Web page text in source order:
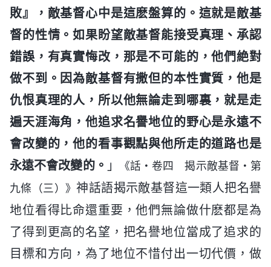
敗』，敵基督心中是這麽盤算的。這就是敵基
督的性情。如果盼望敵基督能接受真理、承認
錯誤，有真實悔改，那是不可能的，他們絶對
做不到。因為敵基督有撒但的本性實質，他是
仇恨真理的人，所以他無論走到哪裏，就是走
遍天涯海角，他追求名譽地位的野心是永遠不
會改變的，他的看事觀點與他所走的道路也是
永遠不會改變的。 」
《話・卷四 揭示敵基督・第
九條（三）》 神話語揭示敵基督這一類人把名譽
地位看得比命還重要，他們無論做什麽都是為
了得到更高的名望，把名譽地位當成了追求的
目標和方向，為了地位不惜付出一切代價，做